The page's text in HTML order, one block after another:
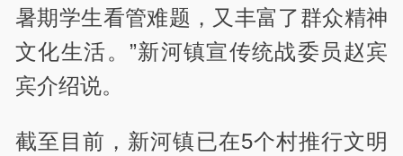
暑期学生看管难题，又丰富了群众精神
文化生活。”新河镇宣传统战委员赵宾
宾介绍说。
截至目前，新河镇已在5个村推行文明